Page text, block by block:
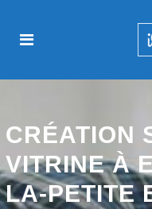
CRÉATION
VITRINE À
LA-PETITE